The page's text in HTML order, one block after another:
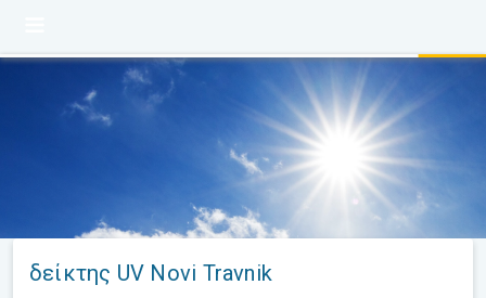
δείκτης UV Novi Travnik